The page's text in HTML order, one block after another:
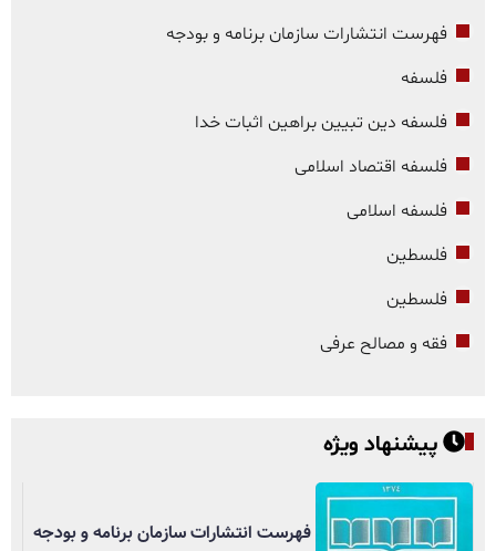
فهرست انتشارات سازمان برنامه و بودجه
فلسفه
فلسفه دین تبیین براهین اثبات خدا
فلسفه اقتصاد اسلامی
فلسفه اسلامی
فلسطین
فلسطین
فقه و مصالح عرفی
پیشنهاد ویژه
فهرست انتشارات سازمان برنامه و بودجه